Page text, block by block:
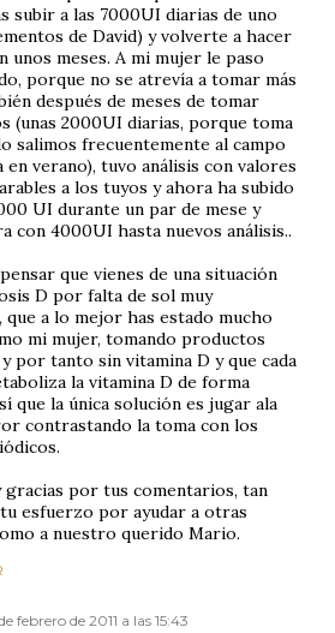
subir a las 7000UI diarias de uno
de David) y volverte a hacer
unos meses. A mi mujer le paso
porque no se atrevía a tomar más
después de meses de tomar
(unas 2000UI diarias, porque toma
salimos frecuentemente al campo
en verano), tuvo análisis con valores
a los tuyos y ahora ha subido
UI durante un par de mese y
con 4000UI hasta nuevos análisis..
que vienes de una situación
D por falta de sol muy
a lo mejor has estado mucho
mi mujer, tomando productos
por tanto sin vitamina D y que cada
la vitamina D de forma
que la única solución es jugar ala
contrastando la toma con los
gracias por tus comentarios, tan
esfuerzo por ayudar a otras
a nuestro querido Mario.
febrero de 2011 a las 15:43